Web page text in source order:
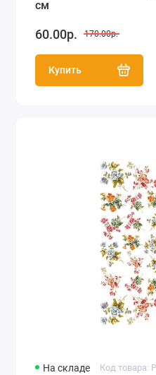
см
60.00р. 170.00р.
Купить
На складе Код товара: